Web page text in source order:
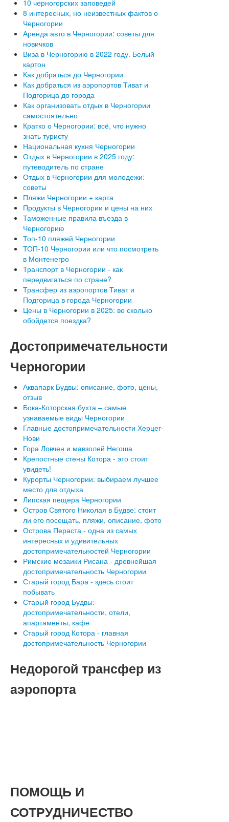
10 черногорских заповедей
8 интересных, но неизвестных фактов о
Черногории
Аренда авто в Черногории: советы для
новичков
Виза в Черногорию в 2022 году. Белый
картон
Как добраться до Черногории
Как добраться из аэропортов Тиват и
Подгорица до города
Как организовать отдых в Черногории
самостоятельно
Кратко о Черногории: всё, что нужно
знать туристу
Национальная кухня Черногории
Отдых в Черногории в 2025 году:
путеводитель по стране
Отдых в Черногории для молодежи:
советы
Пляжи Черногории + карта
Продукты в Черногории и цены на них
Таможенные правила въезда в
Черногорию
Топ-10 пляжей Черногории
ТОП-10 Черногории или что посмотреть
в Монтенегро
Транспорт в Черногории - как
передвигаться по стране?
Трансфер из аэропортов Тиват и
Подгорица в города Черногории
Цены в Черногории в 2025: во сколько
обойдется поездка?
Достопримечательности
Черногории
Аквапарк Будвы: описание, фото, цены,
отзыв
Бока-Которская бухта – самые
узнаваемые виды Черногории
Главные достопримечательности Херцег-
Нови
Гора Ловчен и мавзолей Негоша
Крепостные стены Котора - это стоит
увидеть!
Курорты Черногории: выбираем лучшее
место для отдыха
Липская пещера Черногории
Остров Святого Николая в Будве: стоит
ли его посещать, пляжи, описание, фото
Острова Пераста - одна из самых
интересных и удивительных
достопримечательностей Черногории
Римские мозаики Рисана - древнейшая
достопримечательность Черногории
Старый город Бара - здесь стоит
побывать
Старый город Будвы:
достопримечательности, отели,
апартаменты, кафе
Старый город Котора - главная
достопримечательность Черногории
Недорогой трансфер из
аэропорта
ПОМОЩЬ И
СОТРУДНИЧЕСТВО